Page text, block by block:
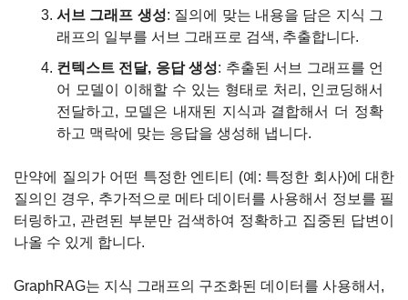
서브 그래프 생성: 질의에 맞는 내용을 담은 지식 그
래프의 일부를 서브 그래프로 검색, 추출합니다.
컨텍스트 전달, 응답 생성: 추출된 서브 그래프를 언
어 모델이 이해할 수 있는 형태로 처리, 인코딩해서
전달하고, 모델은 내재된 지식과 결합해서 더 정확
하고 맥락에 맞는 응답을 생성해 냅니다.
만약에 질의가 어떤 특정한 엔티티 (예: 특정한 회사)에 대한
질의인 경우, 추가적으로 메타 데이터를 사용해서 정보를 필
터링하고, 관련된 부분만 검색하여 정확하고 집중된 답변이
나올 수 있게 합니다.
GraphRAG는 지식 그래프의 구조화된 데이터를 사용해서,